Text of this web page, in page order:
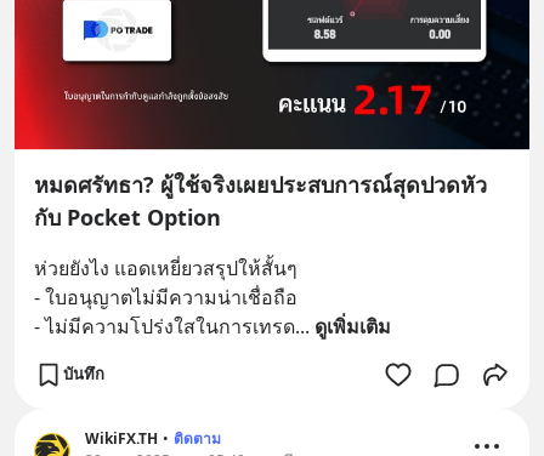
หมดศรัทธา? ผู้ใช้จริงเผยประสบการณ์สุดปวดหัว
กับ Pocket Option
ห่วยยังไง แอดเหยี่ยวสรุปให้สั้นๆ
- ใบอนุญาตไม่มีความน่าเชื่อถือ
- ไม่มีความโปร่งใสในการเทรด... ดูเพิ่มเติม
บันทึก
WikiFX.TH • ติดตาม